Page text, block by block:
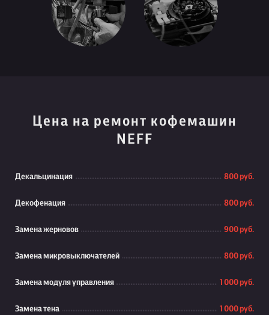
Цена на ремонт кофемашин
NEFF
Декальцинация 800 руб.
Декофенация 800 руб.
Замена жерновов 900 руб.
Замена микровыключателей 800 руб.
Замена модуля управления 1 000 руб.
Замена тена 1 000 руб.